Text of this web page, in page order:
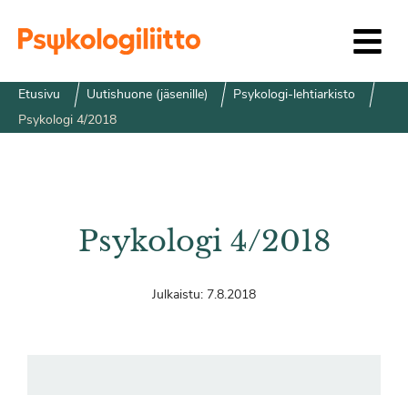
Etusivu Uutishuone (jäsenille)
Psykologi-lehtiarkisto
Psykologi 4/2018
Psykologi 4/2018
Julkaistu: 7.8.2018